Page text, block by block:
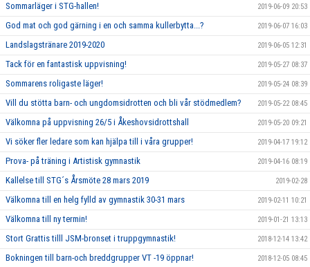
Sommarläger i STG-hallen! 2019-06-09 20:53
God mat och god gärning i en och samma kullerbytta...? 2019-06-07 16:03
Landslagstränare 2019-2020 2019-06-05 12:31
Tack för en fantastisk uppvisning! 2019-05-27 08:37
Sommarens roligaste läger! 2019-05-24 08:39
Vill du stötta barn- och ungdomsidrotten och bli vår stödmedlem? 2019-05-22 08:45
Välkomna på uppvisning 26/5 i Åkeshovsidrottshall 2019-05-20 09:21
Vi söker fler ledare som kan hjälpa till i våra grupper! 2019-04-17 19:12
Prova- på träning i Artistisk gymnastik 2019-04-16 08:19
Kallelse till STG´s Årsmöte 28 mars 2019 2019-02-28
Välkomna till en helg fylld av gymnastik 30-31 mars 2019-02-11 10:21
Välkomna till ny termin! 2019-01-21 13:13
Stort Grattis tilll JSM-bronset i truppgymnastik! 2018-12-14 13:42
Bokningen till barn-och breddgrupper VT -19 öppnar! 2018-12-05 08:45